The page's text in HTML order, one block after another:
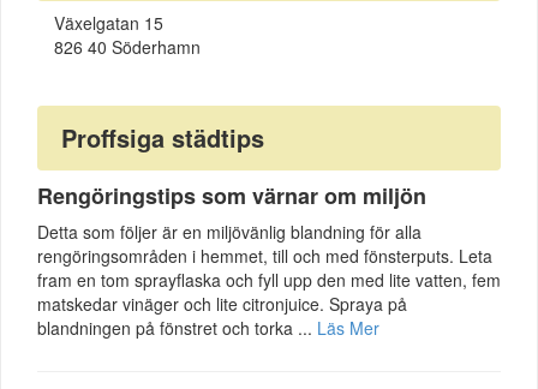
Växelgatan 15
826 40 Söderhamn
Proffsiga städtips
Rengöringstips som värnar om miljön
Detta som följer är en miljövänlig blandning för alla
rengöringsområden i hemmet, till och med fönsterputs. Leta
fram en tom sprayflaska och fyll upp den med lite vatten, fem
matskedar vinäger och lite citronjuice. Spraya på
blandningen på fönstret och torka ... Läs Mer